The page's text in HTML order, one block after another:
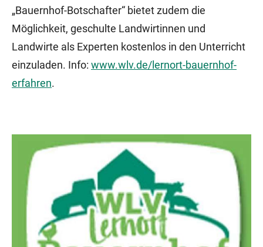
„Bauernhof-Botschafter“ bietet zudem die
Möglichkeit, geschulte Landwirtinnen und
Landwirte als Experten kostenlos in den Unterricht
einzuladen. Info: www.wlv.de/lernort-bauernhof-
erfahren.